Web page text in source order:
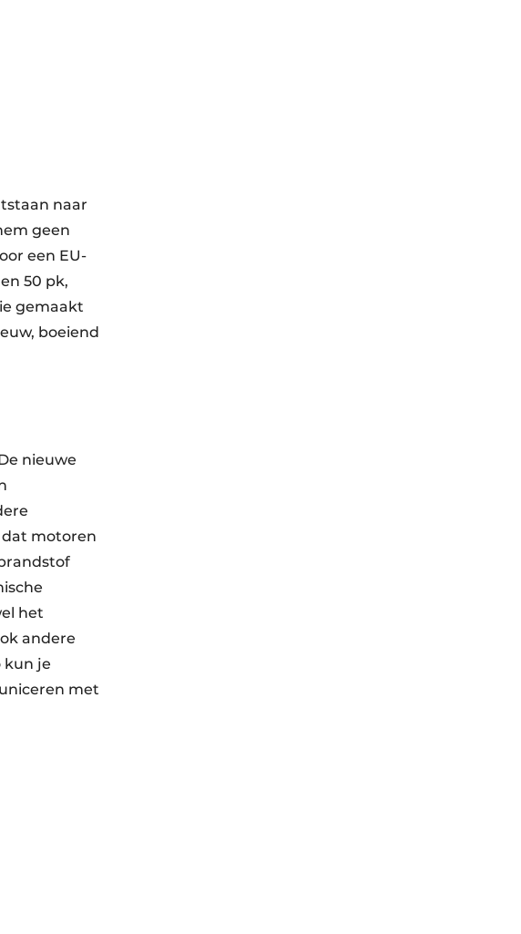
naar
geen
een EU-
50 pk,
gemaakt
boeiend
nieuwe
dat motoren
het
andere
kun je
met